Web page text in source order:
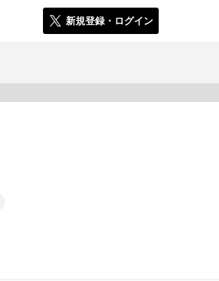
新規登録・ログイン